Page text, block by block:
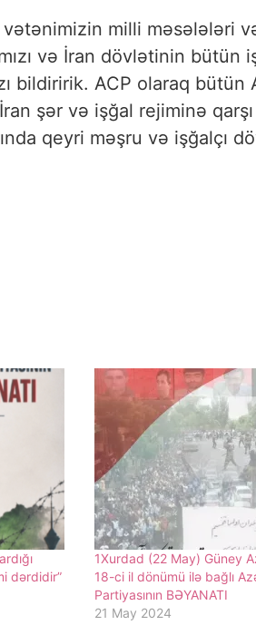
milli məsələləri
və İran dövlətinin bütün
bildiririk. ACP olaraq
şər və işğal rejiminə
qeyri məşru və işğalçı
dərdidir”
1Xurdad (22 May) Güney
18-ci il dönümü ilə bağlı
Partiyasının BƏYANATI
21 May 2024